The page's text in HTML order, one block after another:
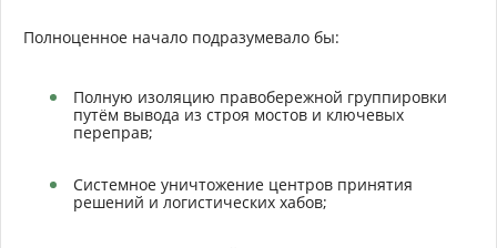
Полноценное начало подразумевало бы:
Полную изоляцию правобережной группировки
путём вывода из строя мостов и ключевых
переправ;
Системное уничтожение центров принятия
решений и логистических хабов;